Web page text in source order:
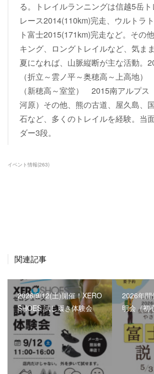
る。トレイルランニングは信越5岳
レース2014(110km)完走、ウルトラ
ト富士2015(171km)完走など。その
キング、ロングトレイルなど、気ま
夏になれば、山脈縦断が主な活動。
（折立～雲ノ平～奥穂高～上高地
（新穂高～室堂） 2015南アルプス
河原）その他、熊の古道、屋久島、
石など、多くのトレイルを経験。当
ダー3段。
イベント情報(263)
関連記事
2026/9/12(土)開催！XERO
SHOES 試し履き体験会
2026年開
明会（初